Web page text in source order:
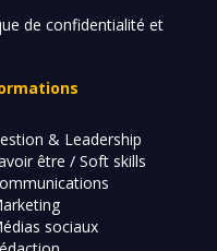
de confidentialité et
& Leadership
être / Soft skills
sociaux